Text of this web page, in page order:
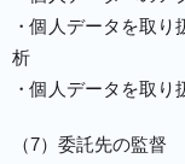
・個人データを取
析
・個人データを取
（7）委託先の監督